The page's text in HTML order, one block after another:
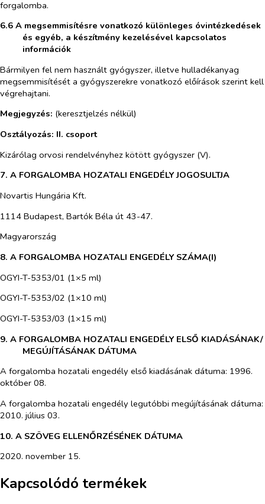
forgalomba.
6.6 A megsemmisítésre vonatkozó különleges óvintézkedések
és egyéb, a készítmény kezelésével kapcsolatos
információk
Bármilyen fel nem használt gyógyszer, illetve hulladékanyag
megsemmisítését a gyógyszerekre vonatkozó előírások szerint kell
végrehajtani.
Megjegyzés: (keresztjelzés nélkül)
Osztályozás: II. csoport
Kizárólag orvosi rendelvényhez kötött gyógyszer (V).
7. A FORGALOMBA HOZATALI ENGEDÉLY JOGOSULTJA
Novartis Hungária Kft.
1114 Budapest, Bartók Béla út 43-47.
Magyarország
8. A FORGALOMBA HOZATALI ENGEDÉLY SZÁMA(I)
OGYI-T-5353/01 (1×5 ml)
OGYI-T-5353/02 (1×10 ml)
OGYI-T-5353/03 (1×15 ml)
9. A FORGALOMBA HOZATALI ENGEDÉLY ELSŐ KIADÁSÁNAK/
MEGÚJÍTÁSÁNAK DÁTUMA
A forgalomba hozatali engedély első kiadásának dátuma: 1996.
október 08.
A forgalomba hozatali engedély legutóbbi megújításának dátuma:
2010. július 03.
10. A SZÖVEG ELLENŐRZÉSÉNEK DÁTUMA
2020. november 15.
Kapcsolódó termékek